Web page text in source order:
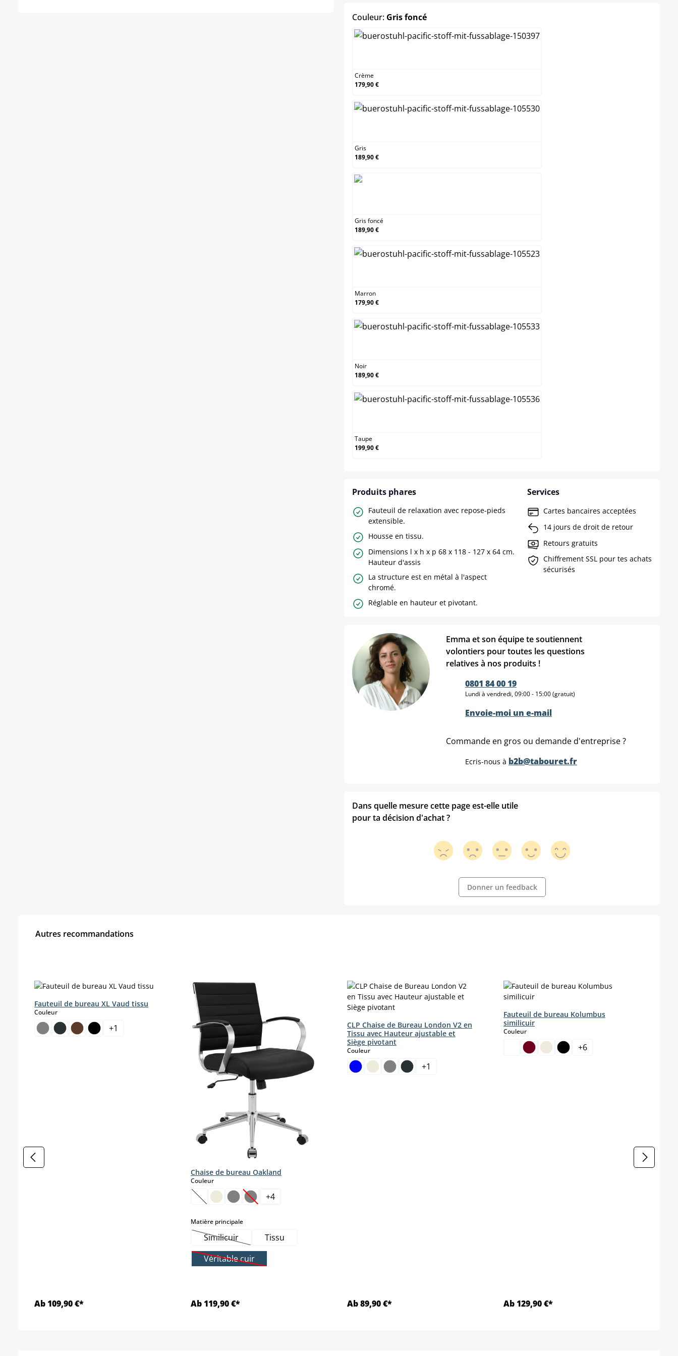
Couleur: Gris foncéselect
Crème
179,90 €
Gris
189,90 €
Gris foncé
189,90 €
Marron
179,90 €
Noir
189,90 €
Taupe
199,90 €
Produits phares
Fauteuil de relaxation avec repose-pieds
extensible.
Housse en tissu.
Dimensions l x h x p 68 x 118 - 127 x 64 cm.
Hauteur d'assis
La structure est en métal à l'aspect
chromé.
Réglable en hauteur et pivotant.
Services
Cartes bancaires acceptées
14 jours de droit de retour
Retours gratuits
Chiffrement SSL pour tes achats
sécurisés
Emma et son équipe te soutiennent
volontiers pour toutes les questions
relatives à nos produits !
0801 84 00 19
Lundi à vendredi, 09:00 - 15:00 (gratuit)
Envoie-moi un e-mail
Commande en gros ou demande d'entreprise ?
Ecris-nous à b2b@tabouret.fr
Dans quelle mesure cette page est-elle utile
pour ta décision d'achat ?
Donner un feedback
Autres recommandations
Fauteuil de bureau XL Vaud tissu
Couleurselect
+1
Ab 109,90 €*
Chaise de bureau Oakland
Couleurselect
(Cette option n'est pas disponible pour le moment.)
(Cette option n'est pas disponible pour le moment.)
+4
Matière principaleselect
Similicuir(Cette option n'est pas disponible pour le moment.)
Tissu
Véritable cuir(Cette option n'est pas disponible pour le moment.)
Ab 119,90 €*
CLP Chaise de Bureau London V2 en
Tissu avec Hauteur ajustable et
Siège pivotant
Couleurselect
+1
Ab 89,90 €*
Fauteuil de bureau Kolumbus
similicuir
Couleurselect
+6
Ab 129,90 €*